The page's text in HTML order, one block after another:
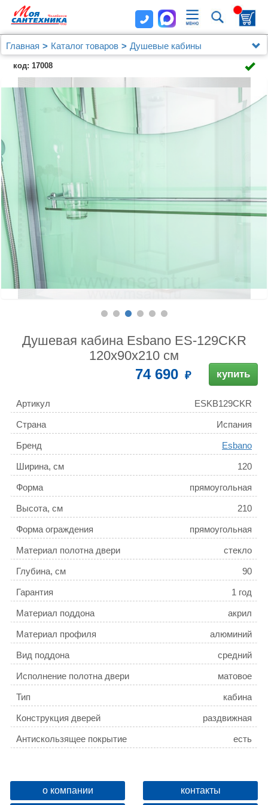
Главная Каталог товаров
Душевые кабины
Душевые кабины Esbano
Душевая кабина Esbano ES-129CKR 120х90х210 см
код: 17008
Душевая кабина Esbano ES-129CKR
120х90х210 см
74 690 купить
Артикул ESKB129CKR
Страна Испания
Бренд Esbano
Ширина, см 120
Форма прямоугольная
Высота, см 210
Форма ограждения прямоугольная
Материал полотна двери стекло
Глубина, см 90
Гарантия 1 год
Материал поддона акрил
Материал профиля алюминий
Вид поддона средний
Исполнение полотна двери матовое
Тип кабина
Конструкция дверей раздвижная
Антискользящее покрытие есть
Высота поддона, см 15
Материал задней стенки стекло
о компании контакты